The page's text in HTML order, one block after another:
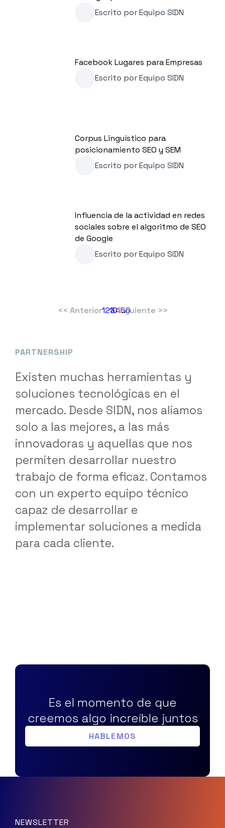
Escrito porEquipo SIDN
Facebook Lugares para Empresas
Escrito porEquipo SIDN
Corpus Linguístico para
posicionamiento SEO y SEM
Escrito porEquipo SIDN
Influencia de la actividad en redes
sociales sobre el algoritmo de SEO
de Google
Escrito porEquipo SIDN
<< Anterior123456
7
...
8
9
10Siguiente >>
PARTNERSHIP
Existen muchas herramientas y
soluciones tecnológicas en el
mercado. Desde SIDN, nos aliamos
solo a las mejores, a las más
innovadoras y aquellas que nos
permiten desarrollar nuestro
trabajo de forma eficaz. Contamos
con un experto equipo técnico
capaz de desarrollar e
implementar soluciones a medida
para cada cliente.
Es el momento de que
creemos algo increíble juntos
HABLEMOS
NEWSLETTER